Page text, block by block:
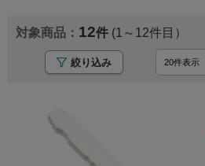
12 (1～12
絞り込み